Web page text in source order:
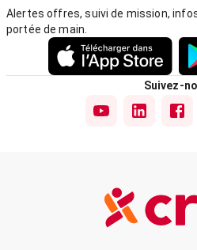
Alertes offres, suivi de mission,
portée de main.
Suivez-